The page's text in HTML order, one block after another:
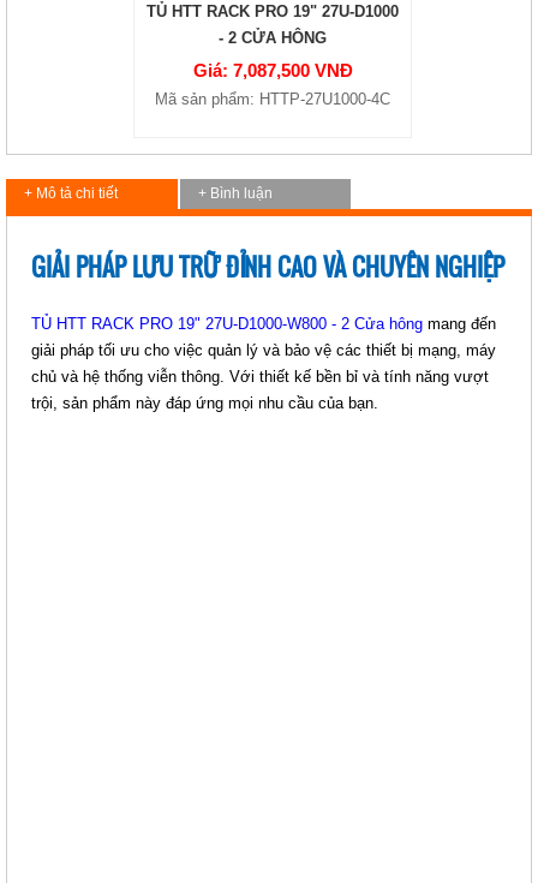
TỦ HTT RACK PRO 19" 27U-D1000
- 2 CỬA HÔNG
Giá: 7,087,500 VNĐ
Mã sản phẩm: HTTP-27U1000-4C
TỦ HTT RACK PRO 19" 27U-D800
- 2 CỬA HÔNG
+ Mô tả chi tiết + Bình luận
GIẢI PHÁP LƯU TRỮ ĐỈNH CAO VÀ CHUYÊN NGHIỆP
TỦ HTT RACK PRO 19" 27U-D1000-W800 - 2 Cửa hông mang đến
giải pháp tối ưu cho việc quản lý và bảo vệ các thiết bị mạng, máy
chủ và hệ thống viễn thông. Với thiết kế bền bỉ và tính năng vượt
trội, sản phẩm này đáp ứng mọi nhu cầu của bạn.